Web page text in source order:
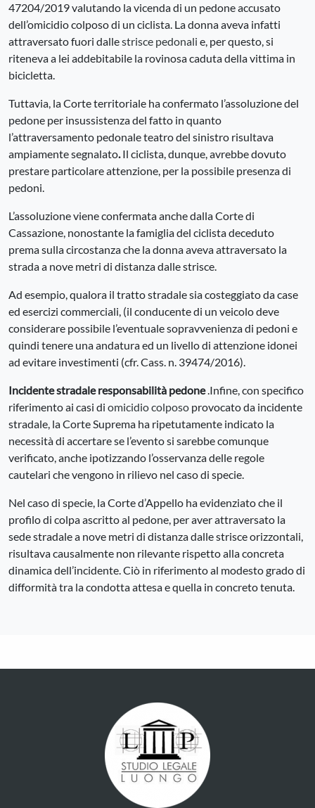
47204/2019 valutando la vicenda di un pedone accusato
dell’omicidio colposo di un ciclista. La donna aveva infatti
attraversato fuori dallestrisce pedonali e, per questo, si
riteneva a lei addebitabile la rovinosa caduta della vittima in
bicicletta.
Tuttavia, la Corte territoriale ha confermato l’assoluzione del
pedone per insussistenza del fatto in quanto
l’attraversamento pedonale teatro del sinistro risultava
ampiamente segnalato.Il ciclista, dunque, avrebbe dovuto
prestare particolare attenzione, per la possibile presenza di
pedoni.
L’assoluzione viene confermata anche dalla Corte di
Cassazione, nonostante la famiglia del ciclista deceduto
prema sulla circostanza che la donna aveva attraversato la
strada a nove metri di distanza dalle strisce.
Ad esempio, qualora il tratto stradale sia costeggiato da case
ed esercizi commerciali, (il conducente di un veicolo deve
considerare possibile l’eventuale sopravvenienza di pedoni e
quindi tenere una andatura ed un livello di attenzione idonei
ad evitare investimenti (cfr. Cass. n. 39474/2016).
Incidente stradale responsabilità pedone.Infine, con specifico
riferimento ai casi di omicidio colposo provocato da incidente
stradale, la Corte Suprema ha ripetutamente indicato la
necessità di accertare se l’evento si sarebbe comunque
verificato, anche ipotizzando l’osservanza delle regole
cautelari che vengono in rilievo nel caso di specie.
Nel caso di specie, la Corte d’Appello ha evidenziato che il
profilo di colpa ascritto al pedone, per aver attraversato la
sede stradale a nove metri di distanza dalle strisce orizzontali,
risultava causalmente non rilevante rispetto alla concreta
dinamica dell’incidente. Ciò in riferimento al modesto grado di
difformità tra la condotta attesa e quella in concreto tenuta.